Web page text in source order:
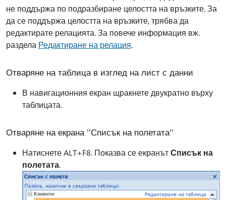
не поддържа по подразбиране целостта на връзките. За
да се поддържа целостта на връзките, трябва да
редактирате релацията. За повече информация вж.
раздела Редактиране на релация.
Отваряне на таблица в изглед на лист с данни
В навигационния екран щракнете двукратно върху
таблицата.
Отваряне на екрана ''Списък на полетата''
Натиснете ALT+F8. Показва се екранътСписък на
полетата.